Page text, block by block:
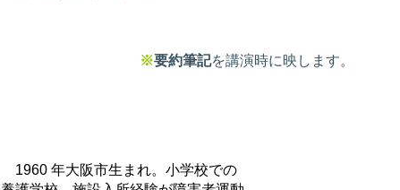
※要約筆記を講演時に映します。
1960 年大阪市生まれ。小学校での